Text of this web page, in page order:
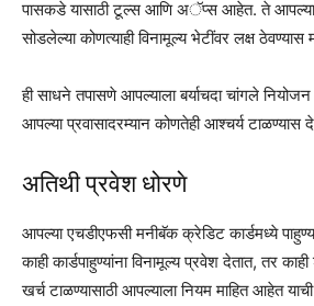
पासकडे यासाठी टूल्स आणि अॅप्स आहेत. ते
सोडलेल्या कोणत्याही विनामूल्य भेटींवर लक्ष
ही साधने तपासणे आपल्याला बर्याचदा चांगले
आपल्या प्रवासादरम्यान कोणतेही आश्चर्य
अतिथी प्रवेश धोरणे
आपल्या एचडीएफसी मनीबॅक क्रेडिट कार्डमध्ये
काही कार्डपाहुण्यांना विनामूल्य प्रवेश देतात, तर
खर्च टाळण्यासाठी आपल्याला नियम माहित आहेत